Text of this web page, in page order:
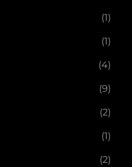
(1)
(1)
(4)
(9)
(2)
(1)
(2)